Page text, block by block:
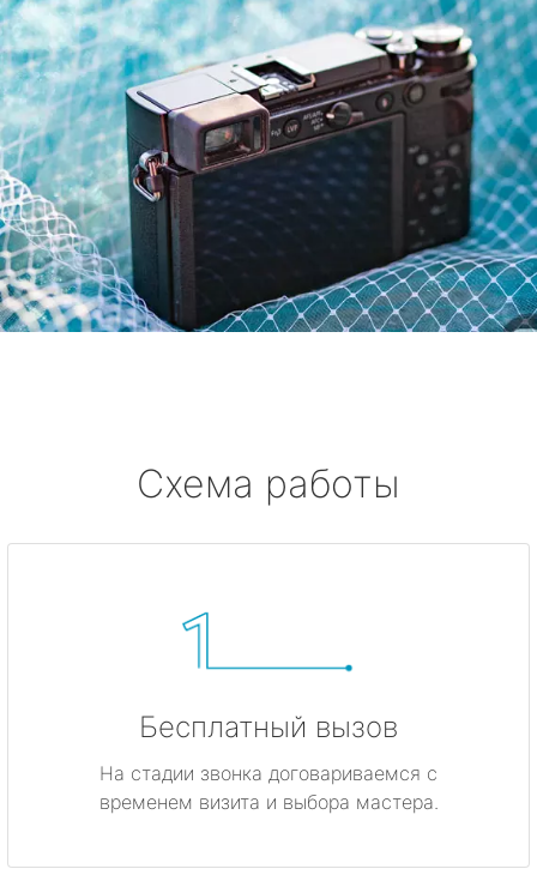
Схема работы
Бесплатный вызов
На стадии звонка договариваемся с
временем визита и выбора мастера.